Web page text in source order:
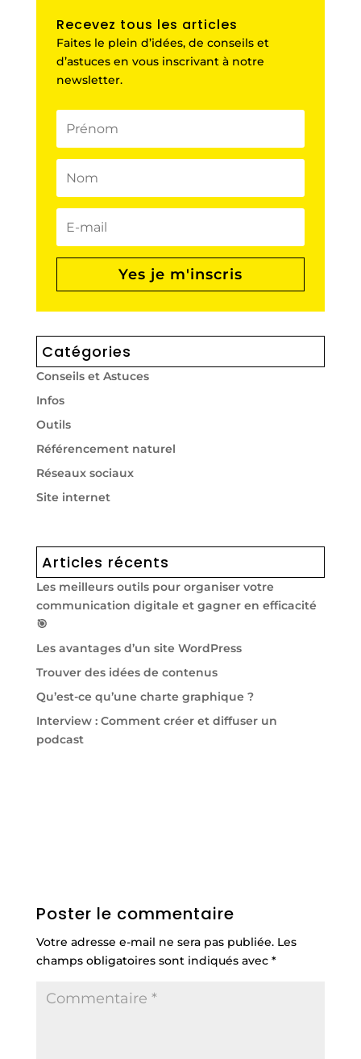
Recevez tous les articles
Faites le plein d’idées, de conseils et
d’astuces en vous inscrivant à notre
newsletter.
Yes je m'inscris
Catégories
Conseils et Astuces
Infos
Outils
Référencement naturel
Réseaux sociaux
Site internet
Articles récents
Les meilleurs outils pour organiser votre
communication digitale et gagner en efficacité
🎯
Les avantages d’un site WordPress
Trouver des idées de contenus
Qu’est-ce qu’une charte graphique ?
Interview : Comment créer et diffuser un
podcast
Poster le commentaire
Votre adresse e-mail ne sera pas publiée. Les
champs obligatoires sont indiqués avec *